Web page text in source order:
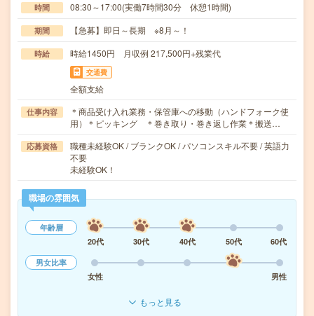
時間 08:30～17:00(実働7時間30分 休憩1時間)
期間 【急募】即日～長期 ※8月～！
時給 時給1450円 月収例 217,500円+残業代
交通費
全額支給
仕事内容
＊商品受け入れ業務・保管庫への移動（ハンドフォーク使
用）＊ピッキング ＊巻き取り・巻き返し作業＊搬送…
応募資格
職種未経験OK / ブランクOK / パソコンスキル不要 / 英語力
不要
未経験OK！
職場の雰囲気
年齢層
20代
30代 40代 50代
60代
男女比率
女性
男性
もっと見る